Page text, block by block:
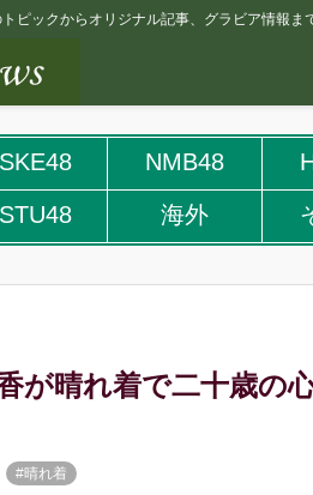
ピックからオリジナル記事、グラビア情報
SKE48 NMB48
STU48 海外
が晴れ着で二十歳の
#晴れ着